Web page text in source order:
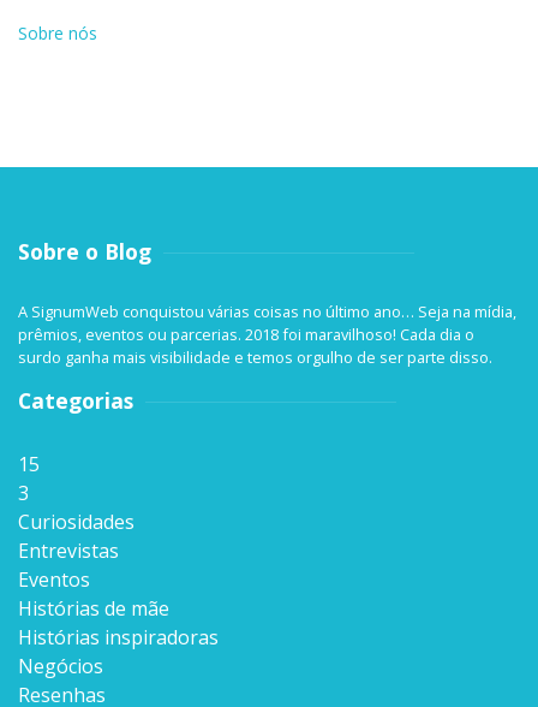
Sobre nós
Sobre o Blog
A SignumWeb conquistou várias coisas no último ano… Seja na mídia,
prêmios, eventos ou parcerias. 2018 foi maravilhoso! Cada dia o
surdo ganha mais visibilidade e temos orgulho de ser parte disso.
Categorias
15
3
Curiosidades
Entrevistas
Eventos
Histórias de mãe
Histórias inspiradoras
Negócios
Resenhas